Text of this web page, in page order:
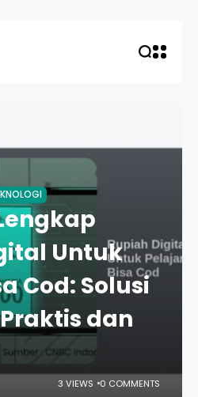
Untuk
Cod: Solusi
dan
3 VIEWS 0 COMMENTS